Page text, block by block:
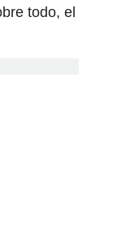
todo, el